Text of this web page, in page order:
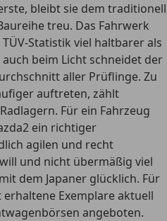
bleibt sie dem traditionell
treu. Das Fahrwerk
Statistik viel haltbarer als
beim Licht schneidet der
aller Prüflinge. Zu
auftreten, zählt
Für ein Fahrzeug
ein richtiger
agilen und recht
und nicht übermäßig viel
dem Japaner glücklich. Für
Exemplare aktuell
angeboten.